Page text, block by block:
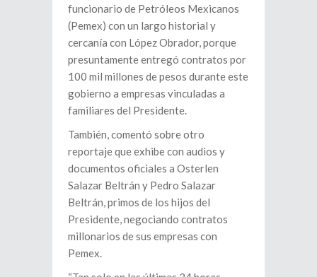
funcionario de Petróleos Mexicanos
(Pemex) con un largo historial y
cercanía con López Obrador, porque
presuntamente entregó contratos por
100 mil millones de pesos durante este
gobierno a empresas vinculadas a
familiares del Presidente.
También, comentó sobre otro
reportaje que exhibe con audios y
documentos oficiales a Osterlen
Salazar Beltrán y Pedro Salazar
Beltrán, primos de los hijos del
Presidente, negociando contratos
millonarios de sus empresas con
Pemex.